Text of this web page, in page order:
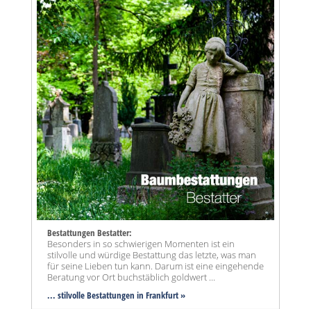
Bestattungen Bestatter:
Besonders in so schwierigen Momenten ist ein
stilvolle und würdige Bestattung das letzte, was man
für seine Lieben tun kann. Darum ist eine eingehende
Beratung vor Ort buchstäblich goldwert ...
... stilvolle Bestattungen in Frankfurt »